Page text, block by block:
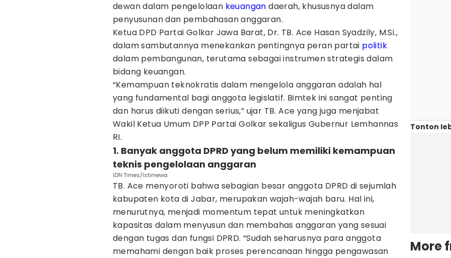
dewan dalam pengelolaan keuangan daerah, khususnya dalam
penyusunan dan pembahasan anggaran.
Ketua DPD Partai Golkar Jawa Barat, Dr. TB. Ace Hasan Syadzily, M.Si.,
dalam sambutannya menekankan pentingnya peran partai politik
dalam pembangunan, terutama sebagai instrumen strategis dalam
bidang keuangan.
“Kemampuan teknokratis dalam mengelola anggaran adalah hal
yang fundamental bagi anggota legislatif. Bimtek ini sangat penting
dan harus diikuti dengan serius,” ujar TB. Ace yang juga menjabat
Wakil Ketua Umum DPP Partai Golkar sekaligus Gubernur Lemhannas
RI.
1. Banyak anggota DPRD yang belum memiliki kemampuan
teknis pengelolaan anggaran
IDN Times/Istimewa
TB. Ace menyoroti bahwa sebagian besar anggota DPRD di sejumlah
kabupaten kota di Jabar, merupakan wajah-wajah baru. Hal ini,
menurutnya, menjadi momentum tepat untuk meningkatkan
kapasitas dalam menyusun dan membahas anggaran yang sesuai
dengan tugas dan fungsi DPRD. “Sudah seharusnya para anggota
memahami dengan baik proses perencanaan hingga pengawasan
Tonton
More